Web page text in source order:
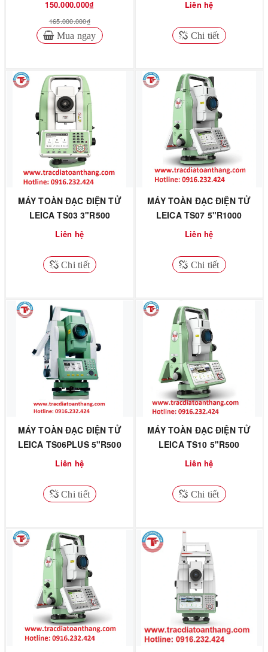
150.000.000₫
165.000.000₫
Mua ngay
Liên hệ
Chi tiết
MÁY TOÀN ĐẠC ĐIỆN TỬ
LEICA TS03 3"R500
Liên hệ
Chi tiết
MÁY TOÀN ĐẠC ĐIỆN TỬ
LEICA TS07 5"R1000
Liên hệ
Chi tiết
MÁY TOÀN ĐẠC ĐIỆN TỬ
LEICA TS06PLUS 5"R500
Liên hệ
Chi tiết
MÁY TOÀN ĐẠC ĐIỆN TỬ
LEICA TS10 5"R500
Liên hệ
Chi tiết